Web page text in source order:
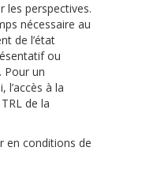
les perspectives.
nécessaire au
de l’état
ou
Pour un
l’accès à la
de la
en conditions de